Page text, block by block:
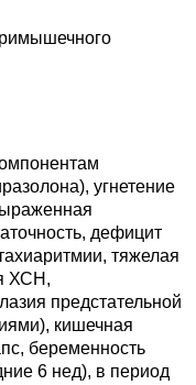
угнетение
дефицит
тяжелая
ХСН,
предстательной
кишечная
беременность
6 нед), в период